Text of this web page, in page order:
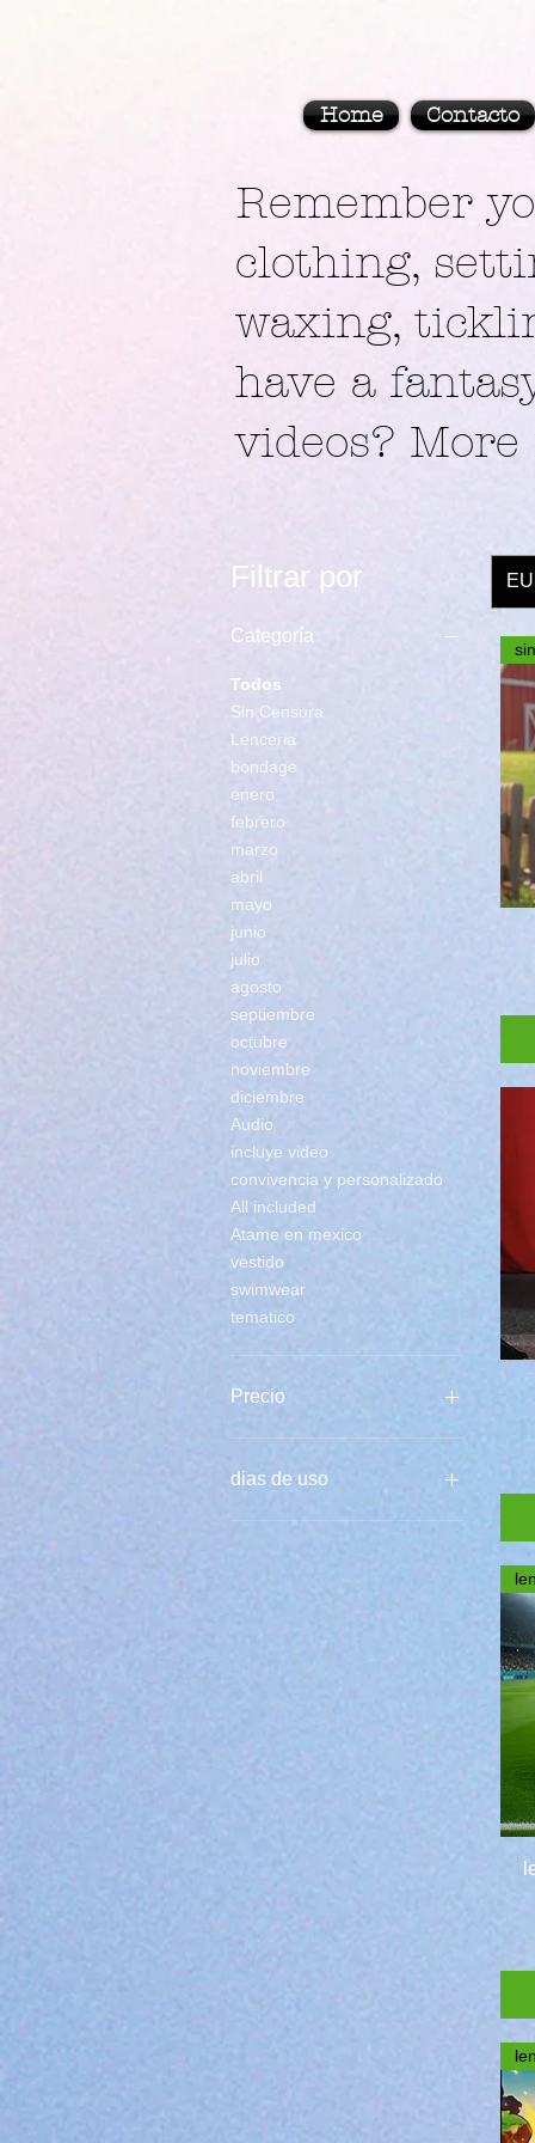
Home Contacto
Remember
clothing,
waxing,
have a
videos?
Filtrar por
Categoría
Todos
Sin Censura
Lenceria
bondage
enero
febrero
marzo
abril
mayo
junio
julio
agosto
septiembre
octubre
noviembre
diciembre
Audio
incluye video
convivencia y personalizado
All included
Atame en mexico
vestido
swimwear
tematico
Precio
3 € 100 €
dias de uso